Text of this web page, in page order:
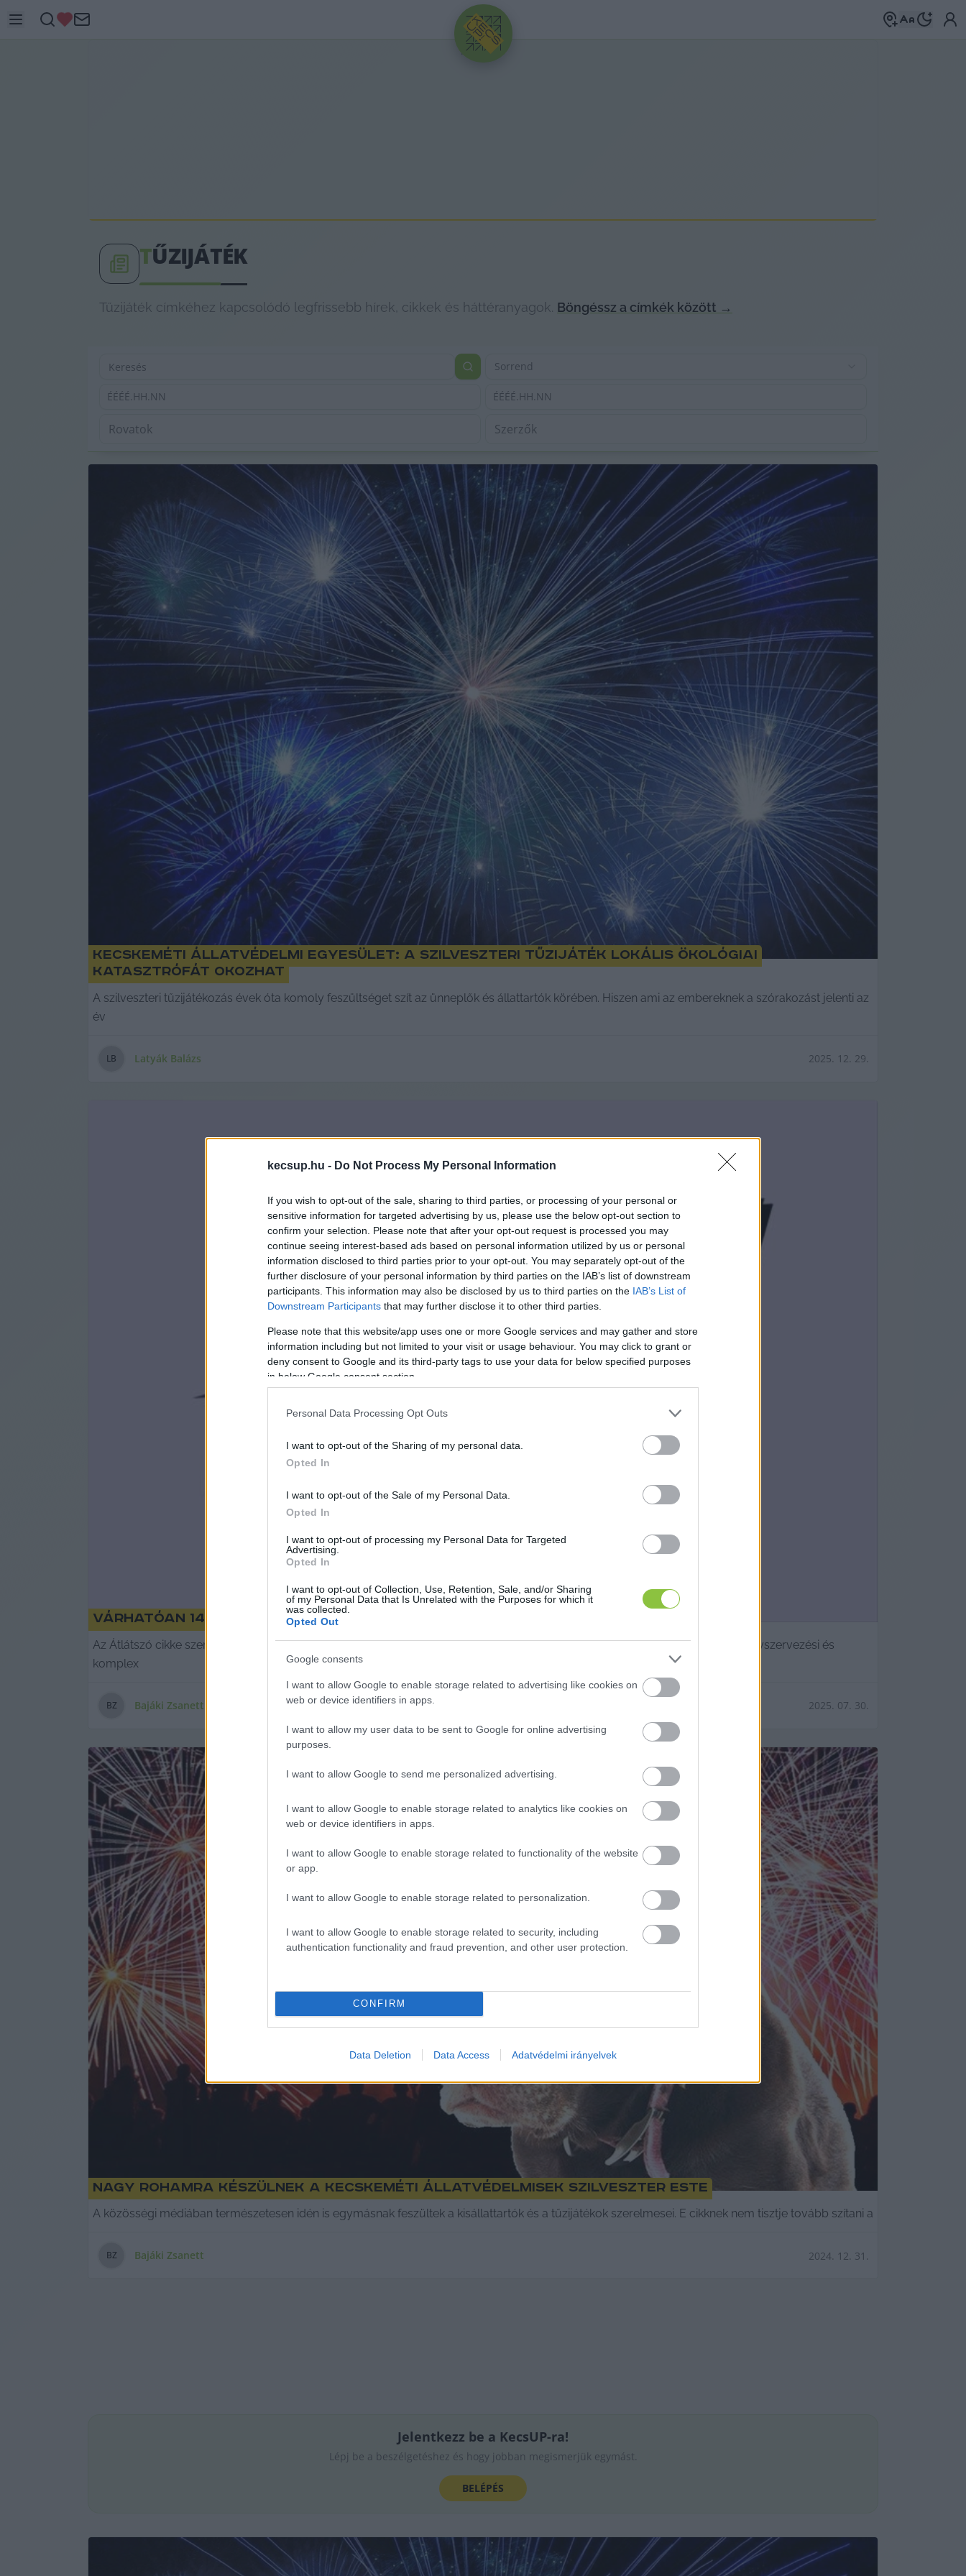
kecsup.hu - Do Not Process My Personal Information
If you wish to opt-out of the sale, sharing to third parties, or processing of your personal or
sensitive information for targeted advertising by us, please use the below opt-out section to
confirm your selection. Please note that after your opt-out request is processed you may
continue seeing interest-based ads based on personal information utilized by us or personal
information disclosed to third parties prior to your opt-out. You may separately opt-out of the
further disclosure of your personal information by third parties on the IAB’s list of downstream
participants. This information may also be disclosed by us to third parties on the IAB’s List of
Downstream Participants that may further disclose it to other third parties.
Please note that this website/app uses one or more Google services and may gather and store
information including but not limited to your visit or usage behaviour. You may click to grant or
deny consent to Google and its third-party tags to use your data for below specified purposes
in below Google consent section.
Personal Data Processing Opt Outs
I want to opt-out of the Sharing of my personal data.
Opted In
I want to opt-out of the Sale of my Personal Data.
Opted In
I want to opt-out of processing my Personal Data for Targeted
Advertising.
Opted In
I want to opt-out of Collection, Use, Retention, Sale, and/or Sharing
of my Personal Data that Is Unrelated with the Purposes for which it
was collected.
Opted Out
Google consents
I want to allow Google to enable storage related to advertising like cookies on
web or device identifiers in apps.
I want to allow my user data to be sent to Google for online advertising
purposes.
I want to allow Google to send me personalized advertising.
I want to allow Google to enable storage related to analytics like cookies on
web or device identifiers in apps.
I want to allow Google to enable storage related to functionality of the website
or app.
I want to allow Google to enable storage related to personalization.
I want to allow Google to enable storage related to security, including
authentication functionality and fraud prevention, and other user protection.
CONFIRM
Data Deletion Data Access Adatvédelmi irányelvek
HIRDETÉS
TŰZIJÁTÉK
Tűzijáték címkéhez kapcsolódó legfrissebb hírek, cikkek és háttéranyagok. Böngéssz a címkék között →
Sorrend
ÉÉÉÉ.HH.NN ÉÉÉÉ.HH.NN
Kecskeméti állatvédelmi egyesület: a szilveszteri tűzijáték lokális ökológiai
katasztrófát okozhat
A szilveszteri tűzijátékozás évek óta komoly feszültséget szít az ünneplők és állattartók körében. Hiszen ami az embereknek a szórakozást jelenti az
év
LB Latyák Balázs 2025. 12. 29.
Várhatóan 14,5 milliárd forintba kerül majd az idei augusztus 20-a
Az Átlátszó cikke szerint a Rogán Antal vezette Nemzeti Kommunikációs Hivatal az augusztus 20-i ünnepségek idei rendezvényszervezési és
komplex
BZ Bajáki Zsanett 2025. 07. 30.
Nagy rohamra készülnek a kecskeméti állatvédelmisek szilveszter este
A közösségi médiában természetesen idén is egymásnak feszültek a kisállattartók és a tűzijátékok szerelmesei. E cikknek nem tisztje tovább szítani a
BZ Bajáki Zsanett 2024. 12. 31.
Jelentkezz be a KecsUP-ra!
Lépj be a beszélgetéshez és hogy jobban megismerjük egymást.
BELÉPÉS